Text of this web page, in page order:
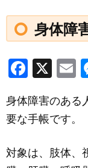
身体障
F
c
e
b
X
E
身体障害のある
要な手帳です。
対象は、肢体、